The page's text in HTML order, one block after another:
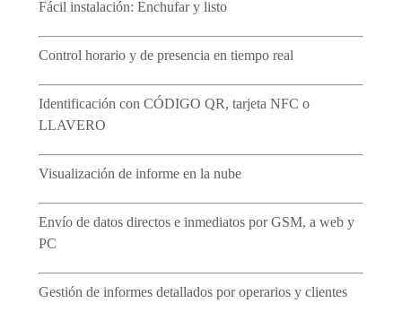
Fácil instalación: Enchufar y listo
Control horario y de presencia en tiempo real
Identificación con CÓDIGO QR, tarjeta NFC o
LLAVERO
Visualización de informe en la nube
Envío de datos directos e inmediatospor GSM, a web y
PC
Gestión de informes detalladospor operarios y clientes